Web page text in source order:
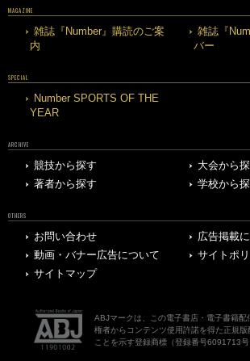
MAGAZINE
雑誌『Number』購読のご案
内
雑誌『
バー
SPECIAL
Number SPORTS OF THE
YEAR
ARCHIVE
競技から探す
大会から
著者から探す
学校から
OTHERS
お問い合わせ
広告掲載
動画・バナー広告について
サイトポ
サイトマップ
ABJマークは、この電子書店・電子書籍配
権者からコンテンツ使用許諾を得た正規版
ことを示す登録商標（登録番号6091713号